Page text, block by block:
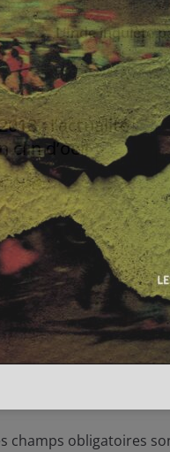
L’Inde inquiète
2018 : l’actualité
clin d’oeil
2018 0
champs obligatoires